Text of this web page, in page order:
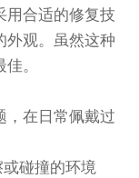
用合适的修复技
外观。虽然这种
。
在日常佩戴过
碰撞的环境